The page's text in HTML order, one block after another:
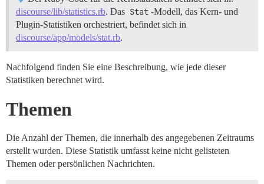
discourse/lib/statistics.rb. Das Stat -Modell, das Kern- und
Plugin-Statistiken orchestriert, befindet sich in
discourse/app/models/stat.rb.
Nachfolgend finden Sie eine Beschreibung, wie jede dieser
Statistiken berechnet wird.
Themen
Die Anzahl der Themen, die innerhalb des angegebenen Zeitraums
erstellt wurden. Diese Statistik umfasst keine nicht gelisteten
Themen oder persönlichen Nachrichten.